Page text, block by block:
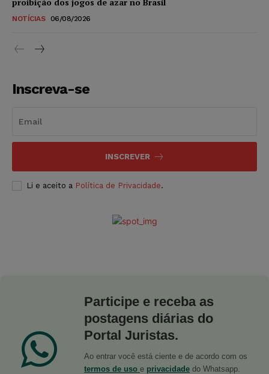
NOTÍCIAS 06/08/2026
Inscreva-se
INSCREVER
Li e aceito a Política de Privacidade.
Participe e receba as
postagens diárias do
Portal Juristas.
Ao entrar você está ciente e de acordo com os
termos de uso e privacidade do Whatsapp.